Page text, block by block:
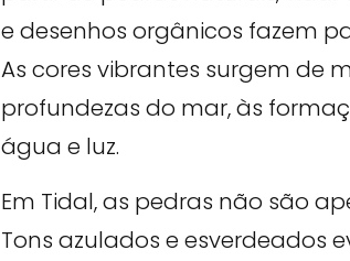
e desenhos orgânicos fazem
As cores vibrantes surgem de
profundezas do mar, às
água e luz.
Em Tidal, as pedras não são
Tons azulados e esverdeados